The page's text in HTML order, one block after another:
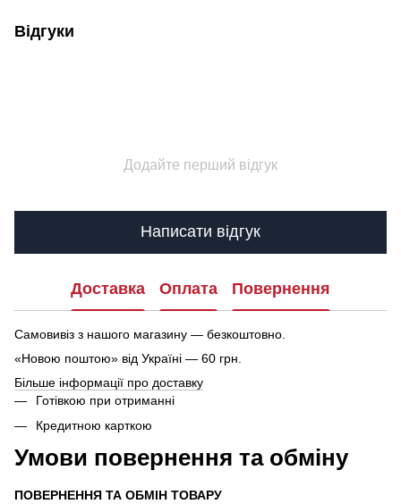
Відгуки
Додайте перший відгук
Написати відгук
Доставка Оплата Повернення
Самовивіз з нашого магазину — безкоштовно.
«Новою поштою» від Україні — 60 грн.
Більше інформації про доставку
Готівкою при отриманні
Кредитною карткою
Умови повернення та обміну
ПОВЕРНЕННЯ ТА ОБМІН ТОВАРУ